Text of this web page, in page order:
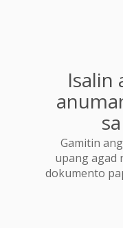
Isalin
Gamitin
upang agad
dokumento